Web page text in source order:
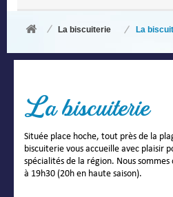
La biscuiterie La
La biscuiterie
Située place hoche, tout près de la
biscuiterie vous accueille avec plaisir
spécialités de la région. Nous
à 19h30 (20h en haute saison).